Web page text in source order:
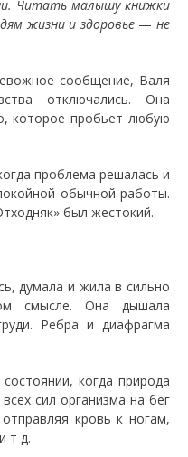
Читать малышу книжки
жизни и здоровье—не
сообщение, Валя
отключались. Она
которое пробьет любую
проблема решалась и
обычной работы.
был жестокий.
думала и жила в сильно
смысле. Она дышала
Ребра и диафрагма
когда природа
сил организма на бег
кровь к ногам,
т д.